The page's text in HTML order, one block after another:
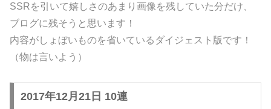
SSRを引いて嬉しさのあまり画像を残していた分だけ、
ブログに残そうと思います！
内容がしょぼいものを省いているダイジェスト版です！
（物は言いよう）
2017年12月21日 10連